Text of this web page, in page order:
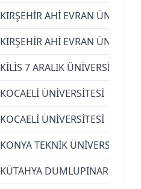
KIRŞEHİR AHİ EVRAN
KIRŞEHİR AHİ EVRAN
KİLİS 7 ARALIK ÜNİVERSİTESİ
KOCAELİ ÜNİVERSİTESİ
KOCAELİ ÜNİVERSİTESİ
KONYA TEKNİK ÜNİVERSİTESİ
KÜTAHYA DUMLUPINAR